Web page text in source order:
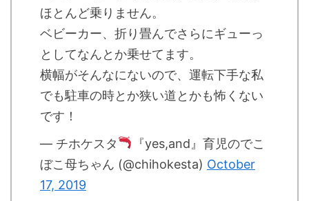
ほとんど乗りません。
ベビーカー、折り畳んでさらにギューっ
としてなんとか乗せてます。
横幅がそんなにないので、運転下手な私
でも駐車の時とか狭い道とかも怖くない
です！
— チホケスタ
『yes,and』育児のでこ
ぼこ母ちゃん (@chihokesta) October
17, 2019